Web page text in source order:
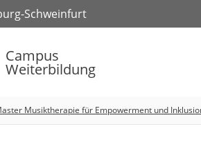
Schweinfurt
Campus
Weiterbildung
Musiktherapie für Empowerment und